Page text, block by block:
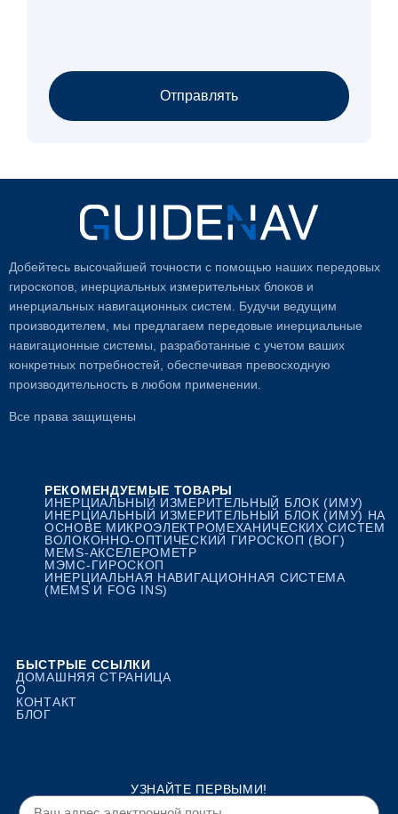
Отправлять
Добейтесь высочайшей точности с помощью наших передовых
гироскопов, инерциальных измерительных блоков и
инерциальных навигационных систем. Будучи ведущим
производителем, мы предлагаем передовые инерциальные
навигационные системы, разработанные с учетом ваших
конкретных потребностей, обеспечивая превосходную
производительность в любом применении.
Все права защищены
РЕКОМЕНДУЕМЫЕ ТОВАРЫ
ИНЕРЦИАЛЬНЫЙ ИЗМЕРИТЕЛЬНЫЙ БЛОК (ИМУ)
ИНЕРЦИАЛЬНЫЙ ИЗМЕРИТЕЛЬНЫЙ БЛОК (ИМУ) НА
ОСНОВЕ МИКРОЭЛЕКТРОМЕХАНИЧЕСКИХ СИСТЕМ
ВОЛОКОННО-ОПТИЧЕСКИЙ ГИРОСКОП (ВОГ)
MEMS-АКСЕЛЕРОМЕТР
МЭМС-ГИРОСКОП
ИНЕРЦИАЛЬНАЯ НАВИГАЦИОННАЯ СИСТЕМА
(MEMS И FOG INS)
БЫСТРЫЕ ССЫЛКИ
ДОМАШНЯЯ СТРАНИЦА
О
КОНТАКТ
БЛОГ
УЗНАЙТЕ ПЕРВЫМИ!